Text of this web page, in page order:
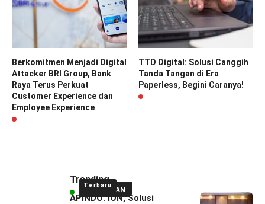
Berkomitmen Menjadi Digital
Attacker BRI Group, Bank
Raya Terus Perkuat
Customer Experience dan
Employee Experience
TTD Digital: Solusi Canggih
Tanda Tangan di Era
Paperless, Begini Caranya!
UNGGULAN
Terbaru
Trending
APINDO: ION, Solusi